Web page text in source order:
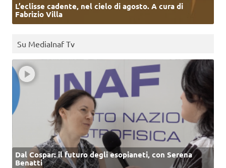
L’eclisse cadente, nel cielo di agosto. A cura di
Fabrizio Villa
Su MediaInaf Tv
Dal Cospar: il futuro degli esopianeti, con Serena
Benatti